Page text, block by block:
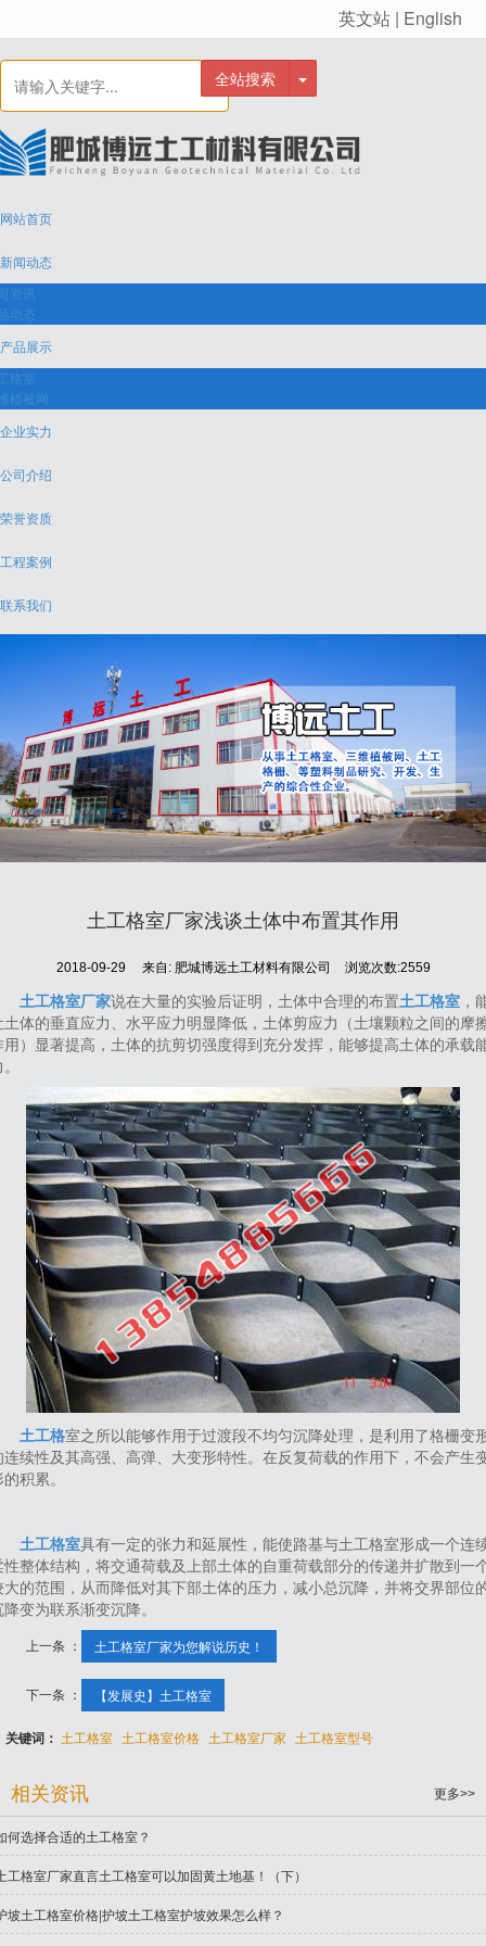
很遗憾，因您的浏览器版本过低导致无法获得最佳浏览体验，推荐下载安装谷歌浏览器！
英文站 | English
全站搜索
网站首页
新闻动态
资讯
动态
产品展示
格室
植被网
企业实力
公司介绍
荣誉资质
工程案例
联系我们
土工格室厂家浅谈土体中布置其作用
2018-09-29 来自: 肥城博远土工材料有限公司 浏览次数:2559
土工格室厂家说在大量的实验后证明，土体中合理的布置土工格室，
土体的垂直应力、水平应力明显降低，土体剪应力（土壤颗粒之间的摩
用）显著提高，土体的抗剪切强度得到充分发挥，能够提高土体的承载
土工格室之所以能够作用于过渡段不均匀沉降处理，是利用了格栅变
连续性及其高强、高弹、大变形特性。在反复荷载的作用下，不会产生
积累。
土工格室具有一定的张力和延展性，能使路基与土工格室形成一个连
性整体结构，将交通荷载及上部土体的自重荷载部分的传递并扩散到一
大的范围，从而降低对其下部土体的压力，减小总沉降，并将交界部位
变为联系渐变沉降。
上一条 ： 土工格室厂家为您解说历史！
下一条 ： 【发展史】土工格室
关键词： 土工格室 土工格室价格 土工格室厂家 土工格室型号
相关资讯 更多>>
何选择合适的土工格室？
工格室厂家直言土工格室可以加固黄土地基！（下）
坡土工格室价格|护坡土工格室护坡效果怎么样？